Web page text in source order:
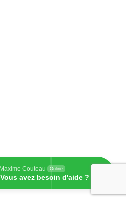
Maxime Couteau Online
Vous avez besoin d'aide ?